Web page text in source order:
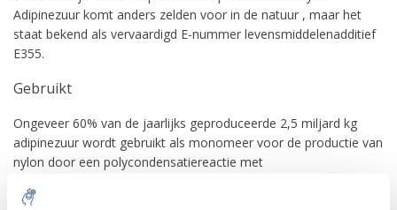
Adipinezuur komt anders zelden voor in de natuur , maar het
staat bekend als vervaardigd E-nummer levensmiddelenadditief
E355.
Gebruikt
Ongeveer 60% van de jaarlijks geproduceerde 2,5 miljard kg
adipinezuur wordt gebruikt als monomeer voor de productie van
nylon door een polycondensatiereactie met
Andere belangrijke toepassingen hebben ook betrekking op